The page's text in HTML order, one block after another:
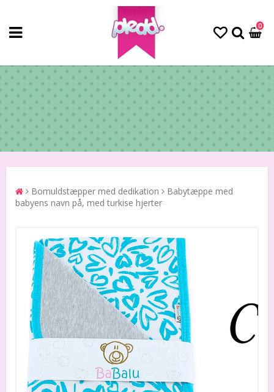
0
Bomuldstæpper med dedikation
Babytæppe med
babyens navn på, med turkise hjerter